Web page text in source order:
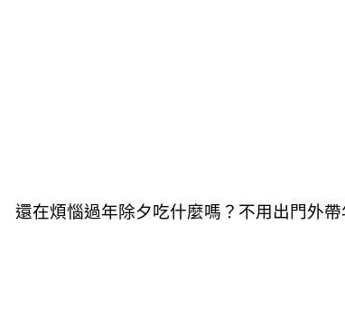
還在煩惱過年除夕吃什麼嗎？不用出門外